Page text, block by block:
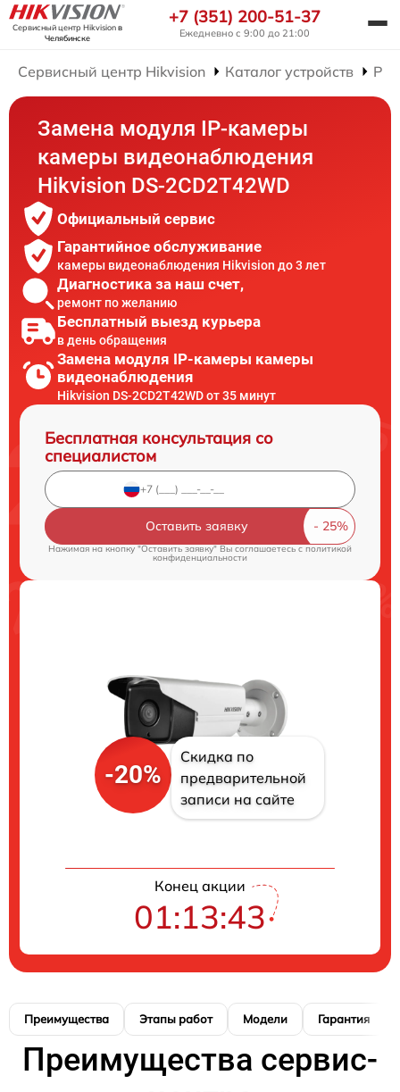
Сервисный центр Hikvisionв
Челябинске
+7 (351) 200-51-37
Ежедневно с 9:00 до 21:00
Сервисный центр Hikvision Каталог устройств
Замена модуля IP-камеры
камеры видеонаблюдения
Hikvision DS-2CD2T42WD
Официальный сервис
Гарантийное обслуживание
камеры видеонаблюдения Hikvision до 3 лет
Диагностика за наш счет,
ремонт по желанию
Бесплатный выезд курьера
в день обращения
Замена модуля IP-камеры камеры
видеонаблюдения
Hikvision DS-2CD2T42WD от 35 минут
Бесплатная консультация со
специалистом
Оставить заявку
Нажимая на кнопку "Оставить заявку" Вы соглашаетесь cполитикой
конфиденциальности
-20%
Скидка по
предварительной
записи на сайте
Конец акции
01:13:42
Преимущества Этапы работ Модели Гарантия
Преимущества сервис-